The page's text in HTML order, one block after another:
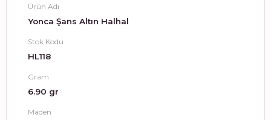
Ürün Adı
Yonca Şans Altın Halhal
Stok Kodu
HL118
Gram
6.90 gr
Maden